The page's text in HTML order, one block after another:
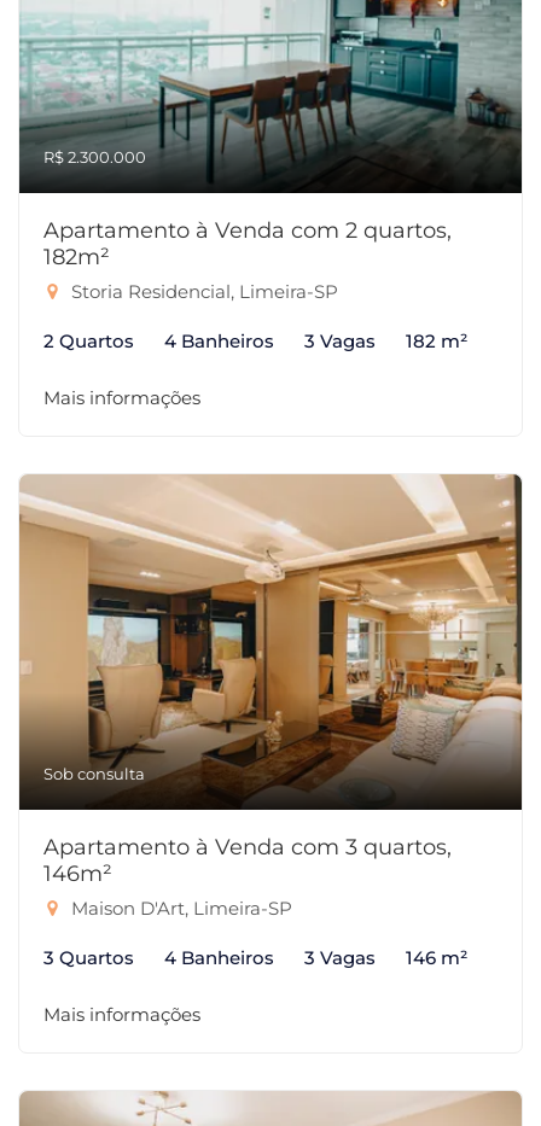
R$ 2.300.000
Apartamento à Venda com 2 quartos,
182m²
Storia Residencial, Limeira-SP
2 Quartos 4 Banheiros 3 Vagas 182 m²
Mais informações
Sob consulta
Apartamento à Venda com 3 quartos,
146m²
Maison D'Art, Limeira-SP
3 Quartos 4 Banheiros 3 Vagas 146 m²
Mais informações